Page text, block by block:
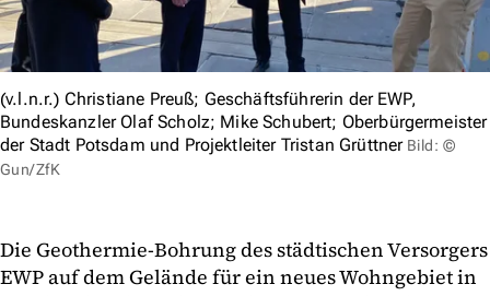
(v.l.n.r.) Christiane Preuß; Geschäftsführerin der EWP,
Bundeskanzler Olaf Scholz; Mike Schubert; Oberbürgermeister
der Stadt Potsdam und Projektleiter Tristan Grüttner Bild: ©
Gun/ZfK
Die Geothermie-Bohrung des städtischen Versorgers
EWP auf dem Gelände für ein neues Wohngebiet in